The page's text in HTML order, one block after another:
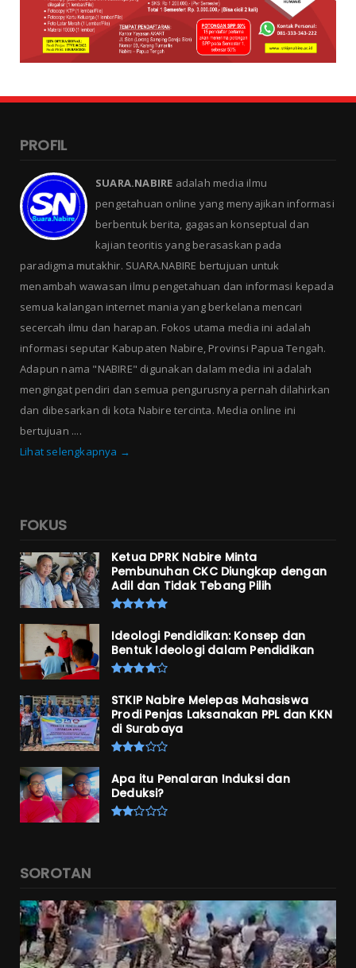
PROFIL
SUARA.NABIRE adalah media ilmu
pengetahuan online yang menyajikan informasi
berbentuk berita, gagasan konseptual dan
kajian teoritis yang berasaskan pada
paradigma mutakhir. SUARA.NABIRE bertujuan untuk
menambah wawasan ilmu pengetahuan dan informasi kepada
semua kalangan internet mania yang berkelana mencari
secercah ilmu dan harapan. Fokos utama media ini adalah
informasi seputar Kabupaten Nabire, Provinsi Papua Tengah.
Adapun nama "NABIRE" digunakan dalam media ini adalah
mengingat pendiri dan semua pengurusnya pernah dilahirkan
dan dibesarkan di kota Nabire tercinta. Media online ini
bertujuan ....
Lihat selengkapnya →
FOKUS
Ketua DPRK Nabire Minta
Pembunuhan CKC Diungkap dengan
Adil dan Tidak Tebang Pilih
Ideologi Pendidikan: Konsep dan
Bentuk Ideologi dalam Pendidikan
STKIP Nabire Melepas Mahasiswa
Prodi Penjas Laksanakan PPL dan KKN
di Surabaya
Apa itu Penalaran Induksi dan
Deduksi?
SOROTAN